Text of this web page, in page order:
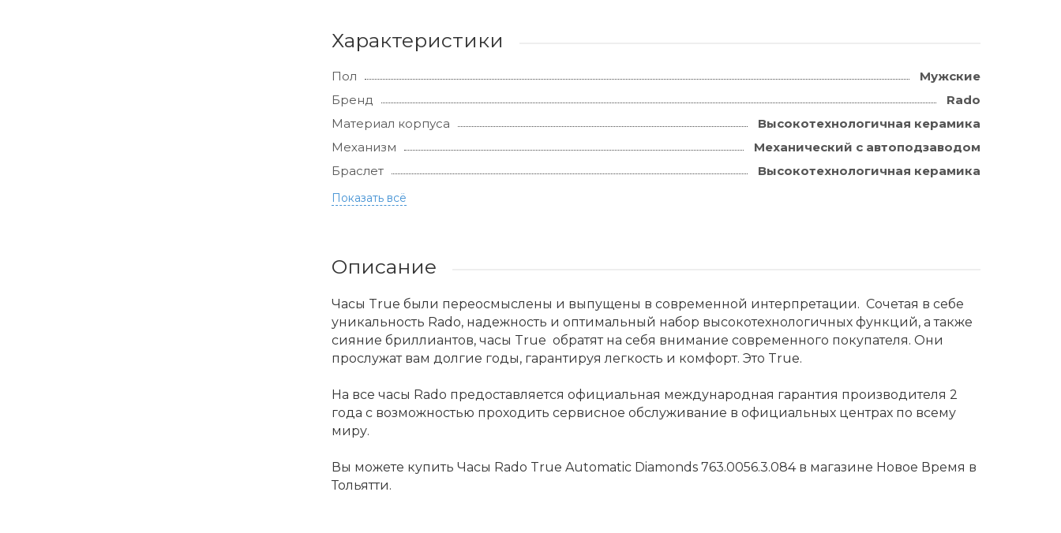
Характеристики
Пол
Мужские
Бренд
Rado
Материал корпуса
Высокотехнологичная керамика
Механизм
Механический с автоподзаводом
Браслет
Высокотехнологичная керамика
Показать всё
Описание
Часы True были переосмыслены и выпущены в современной интерпретации. Сочетая в себе
уникальность Rado, надежность и оптимальный набор высокотехнологичных функций, а также
сияние бриллиантов, часы True обратят на себя внимание современного покупателя. Они
прослужат вам долгие годы, гарантируя легкость и комфорт. Это True.
На все часы Rado предоставляется официальная международная гарантия производителя 2
года с возможностью проходить сервисное обслуживание в официальных центрах по всему
миру.
Вы можете купить Часы Rado True Automatic Diamonds 763.0056.3.084 в магазине Новое Время в
Тольятти.